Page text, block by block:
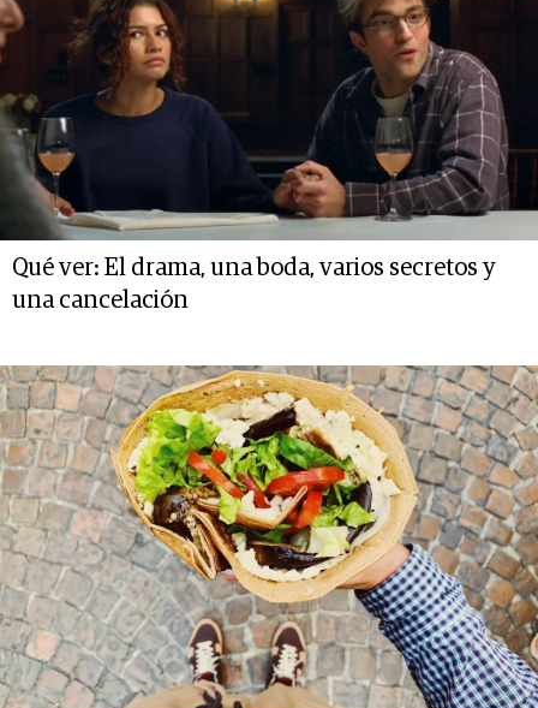
Qué ver: El drama, una boda, varios secretos y
una cancelación